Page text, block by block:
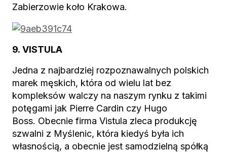
Zabierzowie koło Krakowa.
9. VISTULA
Jedna z najbardziej rozpoznawalnych polskich
marek męskich, która od wielu lat bez
kompleksów walczy na naszym rynku z takimi
potęgami jak Pierre Cardin czy Hugo
Boss. Obecnie firma Vistula zleca produkcję
szwalni z Myślenic, która kiedyś była ich
własnością, a obecnie jest samodzielną spółką